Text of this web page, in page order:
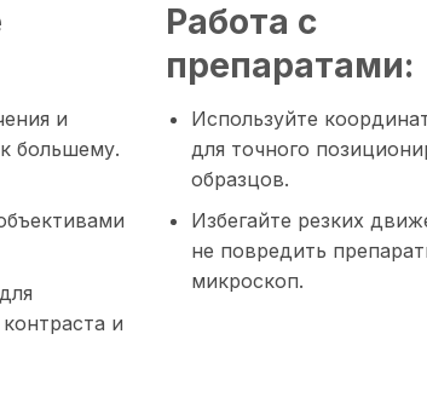
и
большему.
и
Работа с
препаратами:
Используйте
для точного
образцов.
Избегайте резких
не повредить
микроскоп.